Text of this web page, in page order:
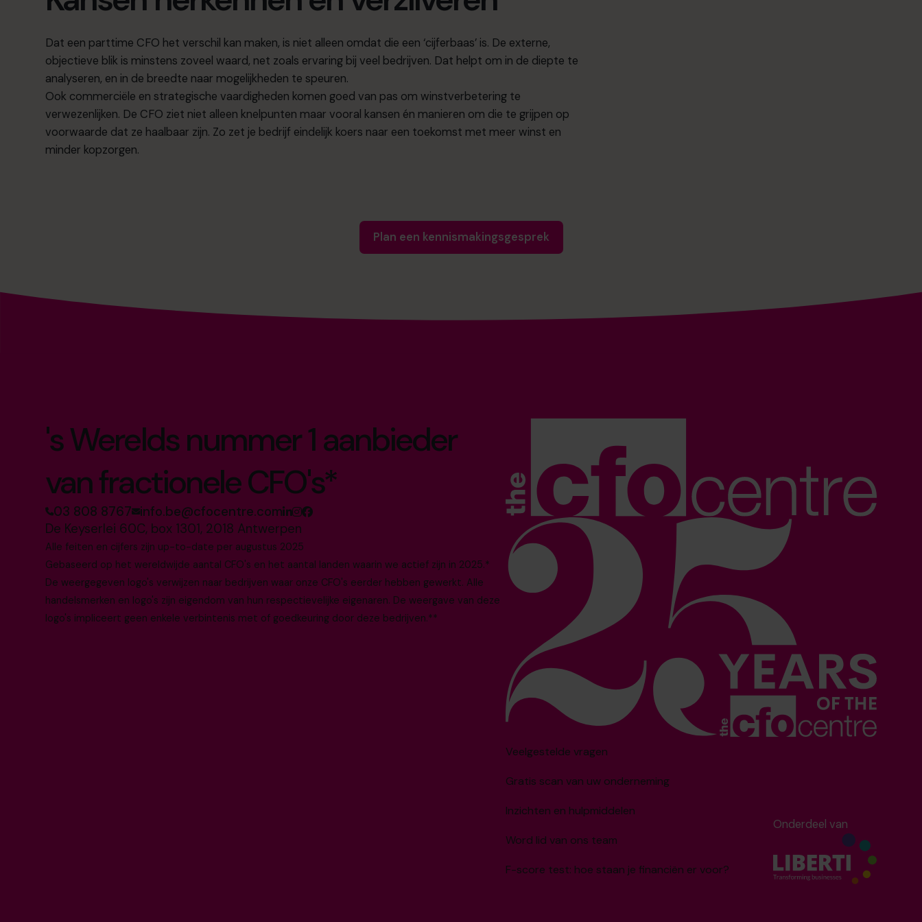
Dat een parttime CFO het verschil kan maken, is niet alleen omdat die een ‘cijferbaas’ is. De externe,
objectieve blik is minstens zoveel waard, net zoals ervaring bij veel bedrijven. Dat helpt om in de diepte te
analyseren, en in de breedte naar mogelijkheden te speuren.
Ook commerciële en strategische vaardigheden komen goed van pas om winstverbetering te
verwezenlijken. De CFO ziet niet alleen knelpunten maar vooral kansen én manieren om die te grijpen op
voorwaarde dat ze haalbaar zijn. Zo zet je bedrijf eindelijk koers naar een toekomst met meer winst en
minder kopzorgen.
Plan een kennismakingsgesprek
's Werelds nummer 1 aanbieder
van fractionele CFO's*
03 808 8767 info.be@cfocentre.com
De Keyserlei 60C, box 1301, 2018 Antwerpen
Alle feiten en cijfers zijn up-to-date per augustus 2025
Gebaseerd op het wereldwijde aantal CFO's en het aantal landen waarin we actief zijn in 2025.*
De weergegeven logo's verwijzen naar bedrijven waar onze CFO's eerder hebben gewerkt. Alle
handelsmerken en logo's zijn eigendom van hun respectievelijke eigenaren. De weergave van deze
logo's impliceert geen enkele verbintenis met of goedkeuring door deze bedrijven.**
Veelgestelde vragen
Gratis scan van uw onderneming
Inzichten en hulpmiddelen
Word lid van ons team
F-score test: hoe staan je financiën er voor?
Onderdeel van